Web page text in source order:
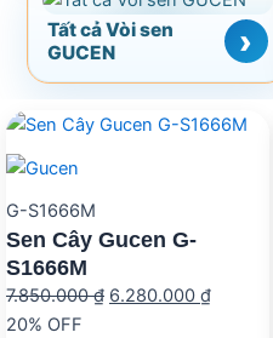
Tất cả Vòi sen
GUCEN
G-S1666M
Sen Cây Gucen G-
S1666M
7.850.000₫ Giá
6.280.000 ₫Giá
20% OFF